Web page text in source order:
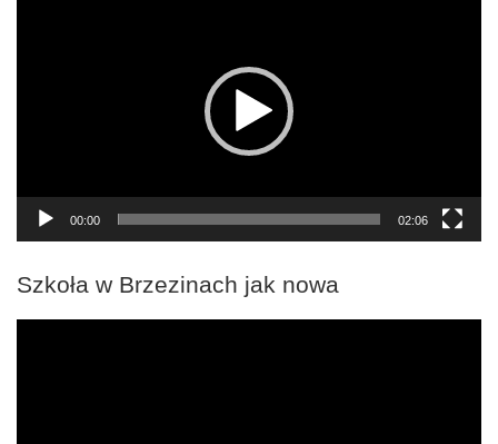
00:00 02:06
Szkoła w Brzezinach jak nowa